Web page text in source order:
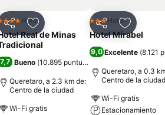
garantía de satisfacción 100 % Fairfield.
)
CompartirAgregar a favoritos
EstrellasHotel
Real de Minas
7,7 Bueno (10.895 puntuaciones
Queretaro, a 2.3 km de:
Centro de la ciudad
Wi-Fi gratis
CompartirAgregar
3 Estrellas
Hotel
Hotel Mirabel
9,0 Excelente (8.121
Queretaro, a 0.3
Centro de la ciudad
Wi-Fi gratis
Estacionamiento